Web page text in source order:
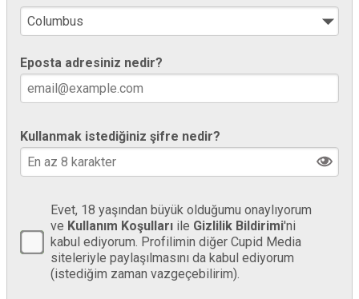
Eposta adresiniz nedir?
Kullanmak istediğiniz şifre nedir?
Evet, 18 yaşından büyük olduğumu onaylıyorum
ve Kullanım Koşulları ile Gizlilik Bildirimi'ni
kabul ediyorum. Profilimin diğer Cupid Media
siteleriyle paylaşılmasını da kabul ediyorum
(istediğim zaman vazgeçebilirim).